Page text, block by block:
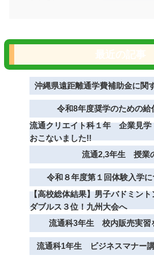
沖縄県遠距離通学費補助金に関
令和8年度奨学のための給
流通クリエイト科１年 企業見学
おこないました!!
流通2,3年生 授業
令和８年度第１回体験入学に
【高校総体結果】男子バドミン
ダブルス３位！九州大会へ
流通科3年生 校内販売実習
流通科1年生 ビジネスマナー